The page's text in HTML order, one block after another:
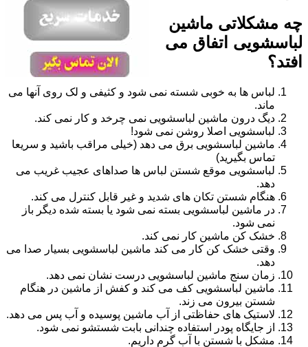
چه مشکلاتی ماشین
لباسشویی اتفاق می
افتد؟
لباس ها به خوبی شسته نمی شود و کثیفی و لک روی آنها می
ماند.
دیگ درون ماشین لباسشویی نمی چرخد و کار نمی کند.
لباسشویی اصلا روشن نمی شود!
ماشین لباسشویی برق می دهد (خیلی مراقب باشید و سریعا
تماس بگیرید)
لباسشویی موقع شستن لباس ها صداهای عجیب غریب می
دهد.
هنگام شستن تکان های شدید و غیر قابل کنترل می کند.
در ماشین لباسشویی بسته نمی شود یا بسته شده دیگر باز
نمی شود.
خشک کن ماشین کار نمی کند.
وقتی خشک کن کار می کند ماشین لباسشویی بسیار صدا می
دهد.
زمان سنج ماشین لباسشویی درست نشان نمی دهد.
ماشین لباسشویی کف می کند و کفش از ماشین در هنگام
شستن بیرون می زند.
لاستیک های حفاظتی از آب ماشین پوسیده و آب پس می دهد.
از جایگاه پودر استفاده چندانی بابت شستشو نمی شود.
مشکل با شستن با آب گرم داریم.